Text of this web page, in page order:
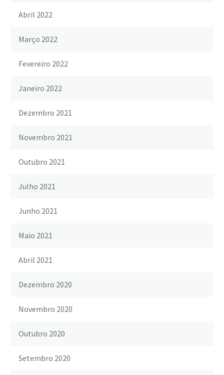
Abril 2022
Março 2022
Fevereiro 2022
Janeiro 2022
Dezembro 2021
Novembro 2021
Outubro 2021
Julho 2021
Junho 2021
Maio 2021
Abril 2021
Dezembro 2020
Novembro 2020
Outubro 2020
Setembro 2020